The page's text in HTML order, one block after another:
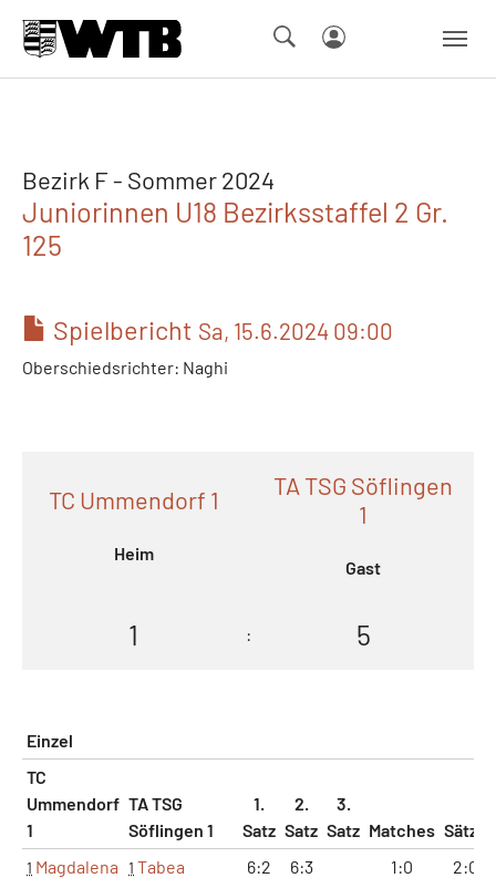
Bezirk F - Sommer 2024
Juniorinnen U18 Bezirksstaffel 2 Gr.
125
Spielbericht Sa, 15.6.2024 09:00
Oberschiedsrichter: Naghi
TC Ummendorf 1
Heim
TA TSG Söflingen
1
Gast
1 : 5
Einzel
TC
Ummendorf
1
TA TSG
Söflingen 1
1.
Satz
2.
Satz
3.
Satz Matches Sätze
1 Magdalena 1 Tabea
6:2 6:3 1:0 2:0